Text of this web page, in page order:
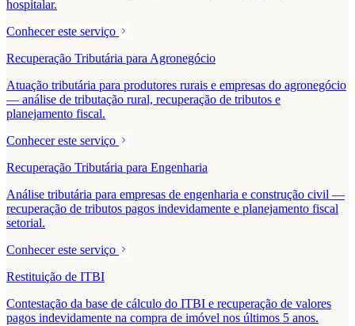
hospitalar.
Conhecer este serviço
Recuperação Tributária para Agronegócio
Atuação tributária para produtores rurais e empresas do agronegócio
— análise de tributação rural, recuperação de tributos e
planejamento fiscal.
Conhecer este serviço
Recuperação Tributária para Engenharia
Análise tributária para empresas de engenharia e construção civil —
recuperação de tributos pagos indevidamente e planejamento fiscal
setorial.
Conhecer este serviço
Restituição de ITBI
Contestação da base de cálculo do ITBI e recuperação de valores
pagos indevidamente na compra de imóvel nos últimos 5 anos.